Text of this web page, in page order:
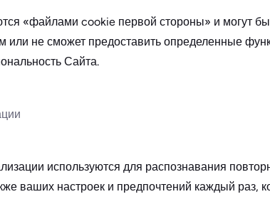
«файлами cookie первой стороны» и могут
или не сможет предоставить определенные
Сайта.
используются для распознавания
ваших настроек и предпочтений каждый раз,